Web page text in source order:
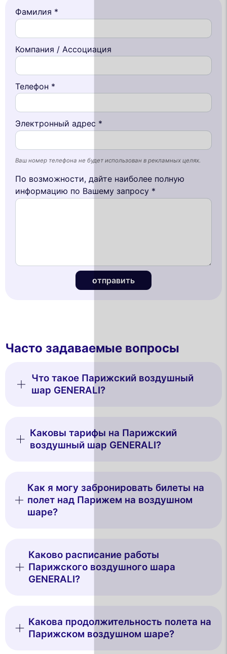
Фамилия *
Компания / Ассоциация
Телефон *
Электронный адрес *
Ваш номер телефона не будет использован в рекламных целях.
По возможности, дайте наиболее полную
информацию по Вашему запросу *
отправить
Часто задаваемые вопросы
Что такое Парижский воздушный
шар GENERALI?
Каковы тарифы на Парижский
воздушный шар GENERALI?
Как я могу забронировать билеты на
полет над Парижем на воздушном
шаре?
Каково расписание работы
Парижского воздушного шара
GENERALI?
Какова продолжительность полета на
Парижском воздушном шаре?